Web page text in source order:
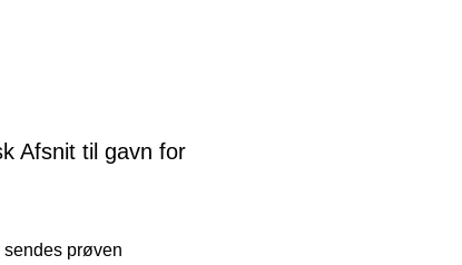
Afsnit til gavn for
prøven